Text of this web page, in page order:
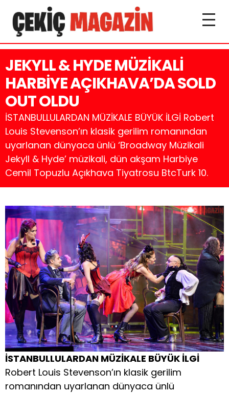
JEKYLL & HYDE MÜZİKALİ
HARBİYE AÇIKHAVA’DA SOLD
OUT OLDU
İSTANBULLULARDAN MÜZİKALE BÜYÜK İLGİ Robert
Louis Stevenson’ın klasik gerilim romanından
uyarlanan dünyaca ünlü ‘Broadway Müzikali
Jekyll & Hyde’ müzikali, dün akşam Harbiye
Cemil Topuzlu Açıkhava Tiyatrosu BtcTurk 10.
İSTANBULLULARDAN MÜZİKALE BÜYÜK İLGİ
Robert Louis Stevenson’ın klasik gerilim
romanından uyarlanan dünyaca ünlü